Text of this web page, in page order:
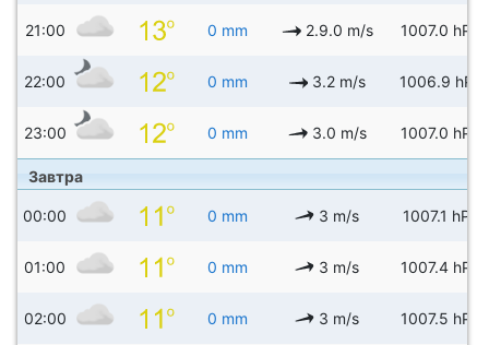
21:00 0 mm 2.9.0 m/s 1007.0 hPa
22:00 0 mm 3.2 m/s 1006.9 hPa
23:00 0 mm 3.0 m/s 1007.0 hPa
Завтра
00:00 0 mm 3 m/s 1007.1 hPa
01:00 0 mm 3 m/s 1007.4 hPa
02:00 0 mm 3 m/s 1007.5 hPa